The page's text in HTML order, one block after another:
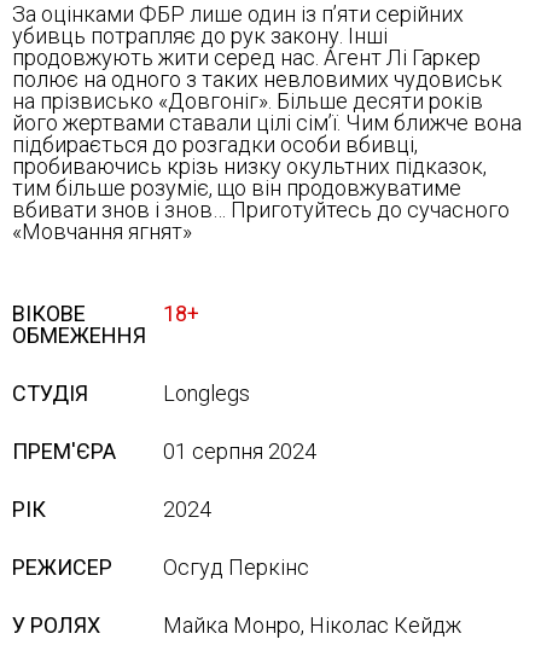
За оцінками ФБР лише один із п’яти серійних
убивць потрапляє до рук закону. Інші
продовжують жити серед нас. Агент Лі Гаркер
полює на одного з таких невловимих чудовиськ
на прізвисько «Довгоніг». Більше десяти років
його жертвами ставали цілі сім’ї. Чим ближче вона
підбирається до розгадки особи вбивці,
пробиваючись крізь низку окультних підказок,
тим більше розуміє, що він продовжуватиме
вбивати знов і знов… Приготуйтесь до сучасного
«Мовчання ягнят»
ВІКОВЕ
ОБМЕЖЕННЯ
18+
СТУДІЯ Longlegs
ПРЕМ'ЄРА 01 серпня 2024
РІК 2024
РЕЖИСЕР Осгуд Перкінс
У РОЛЯХ Майка Монро, Ніколас Кейдж